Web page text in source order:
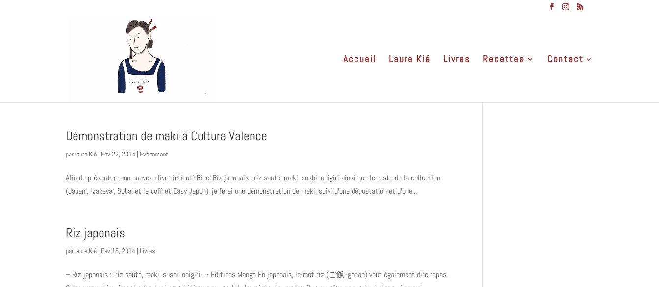
Accueil Laure Kié Livres Recettes Contact
Démonstration de maki à Cultura Valence
par laure Kié | Fév 22, 2014 | Evènement
Afin de présenter mon nouveau livre intitulé Rice! Riz japonais : riz sauté, maki, sushi, onigiri ainsi que le reste de la collection
(Japan!, Izakaya!, Soba! et le coffret Easy Japon), je ferai une démonstration de maki, suivi d’une dégustation et d’une...
Riz japonais
par laure Kié | Fév 15, 2014 | Livres
– Riz japonais : riz sauté, maki, sushi, onigiri…- Editions Mango En japonais, le mot riz (ご飯, gohan) veut également dire repas.